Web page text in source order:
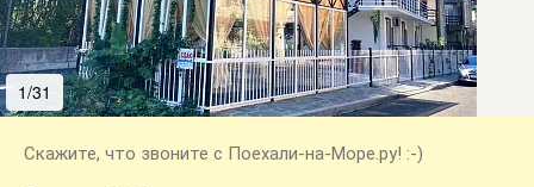
1/31
Скажите, что звоните с Поехали-на-Море.ру! :-)